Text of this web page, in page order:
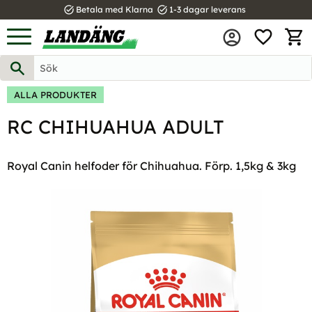
Meny
task_alt Betala med Klarna task_alt 1-3 dagar leverans
ALLA PRODUKTER
RC CHIHUAHUA ADULT
Royal Canin helfoder för Chihuahua. Förp. 1,5kg & 3kg